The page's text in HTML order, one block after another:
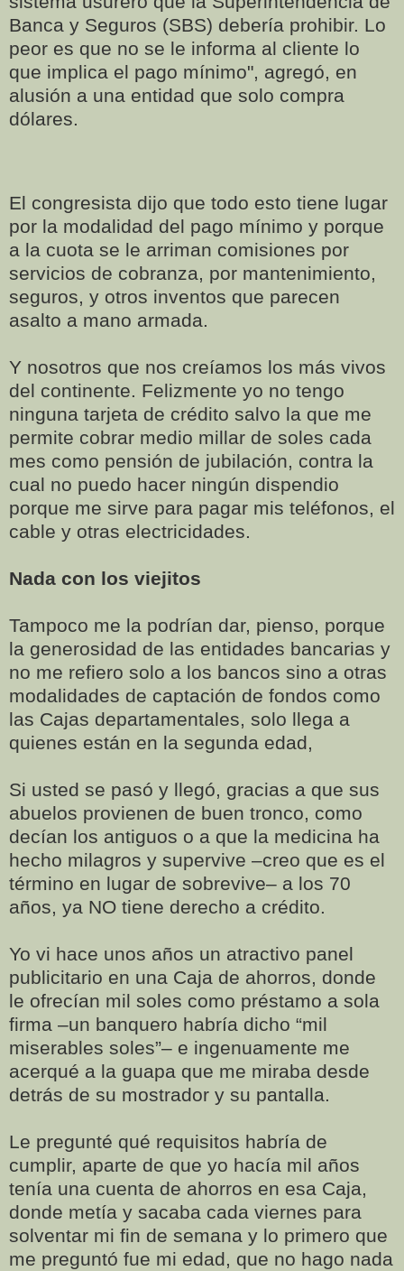
Banca y Seguros (SBS) debería prohibir. Lo
peor es que no se le informa al cliente lo
que implica el pago mínimo", agregó, en
alusión a una entidad que solo compra
dólares.
El congresista dijo que todo esto tiene lugar
por la modalidad del pago mínimo y porque
a la cuota se le arriman comisiones por
servicios de cobranza, por mantenimiento,
seguros, y otros inventos que parecen
asalto a mano armada.
Y nosotros que nos creíamos los más vivos
del continente. Felizmente yo no tengo
ninguna tarjeta de crédito salvo la que me
permite cobrar medio millar de soles cada
mes como pensión de jubilación, contra la
cual no puedo hacer ningún dispendio
porque me sirve para pagar mis teléfonos, el
cable y otras electricidades.
Nada con los viejitos
Tampoco me la podrían dar, pienso, porque
la generosidad de las entidades bancarias y
no me refiero solo a los bancos sino a otras
modalidades de captación de fondos como
las Cajas departamentales, solo llega a
quienes están en la segunda edad,
Si usted se pasó y llegó, gracias a que sus
abuelos provienen de buen tronco, como
decían los antiguos o a que la medicina ha
hecho milagros y supervive –creo que es el
término en lugar de sobrevive– a los 70
años, ya NO tiene derecho a crédito.
Yo vi hace unos años un atractivo panel
publicitario en una Caja de ahorros, donde
le ofrecían mil soles como préstamo a sola
firma –un banquero habría dicho “mil
miserables soles”– e ingenuamente me
acerqué a la guapa que me miraba desde
detrás de su mostrador y su pantalla.
Le pregunté qué requisitos habría de
cumplir, aparte de que yo hacía mil años
tenía una cuenta de ahorros en esa Caja,
donde metía y sacaba cada viernes para
solventar mi fin de semana y lo primero que
me preguntó fue mi edad, que no hago nada